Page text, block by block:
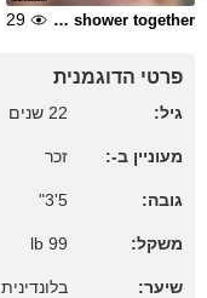
Lets take a shower together
29
פרטי הדוגמנית
גיל: 22 שנים
מעוניין ב-: זכר
גובה: 5'3"
משקל: 99 lb
שיער: בלונדינית